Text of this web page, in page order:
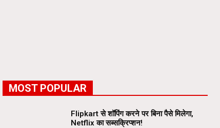
MOST POPULAR
Flipkart से शॉपिंग करने पर बिना पैसे मिलेगा,
Netflix का सब्सक्रिप्शन!